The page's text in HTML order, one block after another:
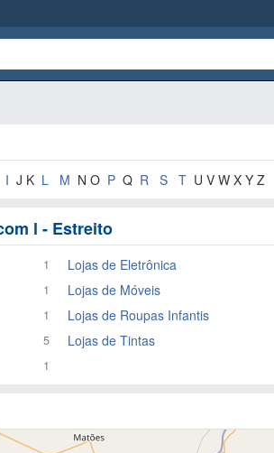
I J K L M N O P Q R S T U V W X Y Z
l - Estreito
1 Lojas de Eletrônica
1 Lojas de Móveis
1 Lojas de Roupas Infantis
5 Lojas de Tintas
1